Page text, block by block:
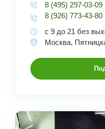
8 (495) 297-03-09
8 (926) 773-43-80
с 9 до 21 без
Москва,